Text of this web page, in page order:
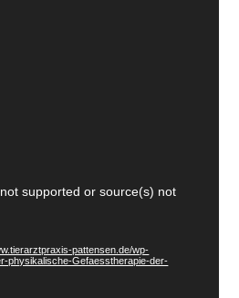
supported or source(s) not
pattensen.de/wp-
physikalische-Gefaesstherapie-der-